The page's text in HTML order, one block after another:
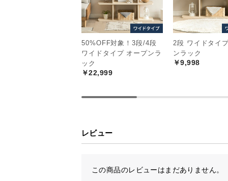
50%OFF対象！3段/4段
ワイドタイプ オープンラ
ック
￥22,999
2段 ワイドタイ
ンラック
￥9,998
レビュー
この商品のレビューはまだありません。